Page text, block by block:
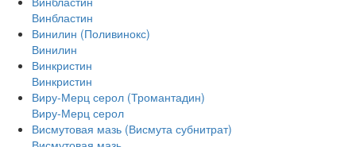
Винбластин
Винилин (Поливинокс)
Винилин
Винкристин
Винкристин
Виру-Мерц серол (Тромантадин)
Виру-Мерц серол
Висмутовая мазь (Висмута субнитрат)